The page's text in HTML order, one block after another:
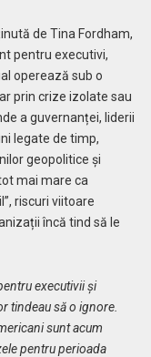
de Tina Fordham,
pentru executivi,
operează sub o
prin crize izolate sau
a guvernanței, liderii
legate de timp,
geopolitice și
mai mare ca
riscuri viitoare
încă tind să le
executivii și
tindeau să o ignore.
sunt acum
pentru perioada